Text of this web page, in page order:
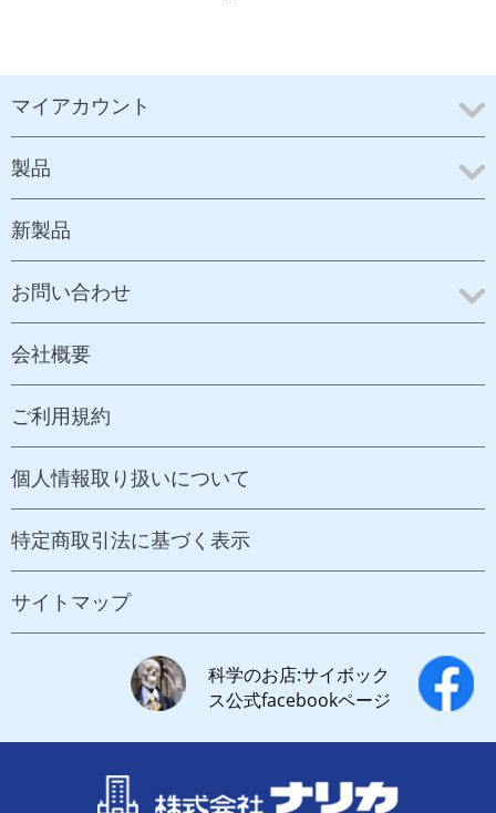
マイアカウント
製品
新製品
お問い合わせ
会社概要
ご利用規約
個人情報取り扱いについて
特定商取引法に基づく表示
サイトマップ
科学のお店:サイボック
ス公式facebookページ